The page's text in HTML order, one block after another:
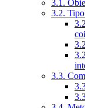
3.1.
3.2.
3.3.